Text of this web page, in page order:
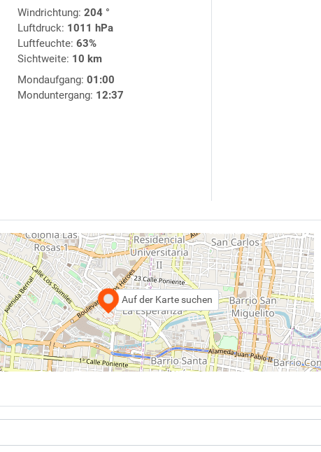
Windrichtung: 204 °
Luftdruck: 1011 hPa
Luftfeuchte: 63%
Sichtweite: 10 km
Mondaufgang: 01:00
Monduntergang: 12:37
Auf der Karte suchen